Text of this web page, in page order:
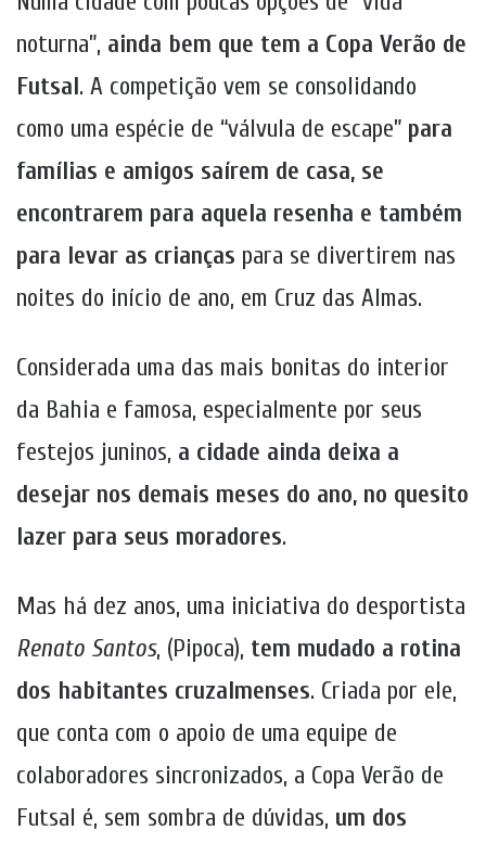
noturna”, ainda bem que tem a Copa Verão de
Futsal. A competição vem se consolidando
como uma espécie de “válvula de escape” para
famílias e amigos saírem de casa, se
encontrarem para aquela resenha e também
para levar as crianças para se divertirem nas
noites do início de ano, em Cruz das Almas.
Considerada uma das mais bonitas do interior
da Bahia e famosa, especialmente por seus
festejos juninos, a cidade ainda deixa a
desejar nos demais meses do ano, no quesito
lazer para seus moradores.
Mas há dez anos, uma iniciativa do desportista
Renato Santos, (Pipoca), tem mudado a rotina
dos habitantes cruzalmenses. Criada por ele,
que conta com o apoio de uma equipe de
colaboradores sincronizados, a Copa Verão de
Futsal é, sem sombra de dúvidas, um dos